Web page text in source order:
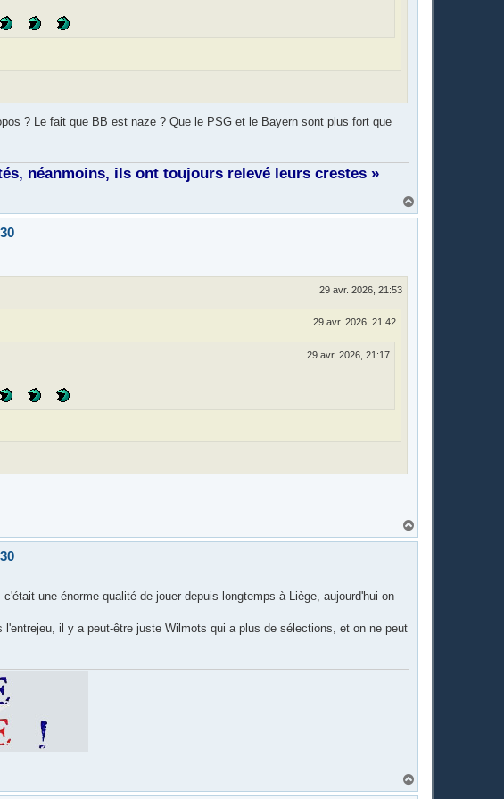
? Le fait que BB est naze ? Que le PSG et le Bayern sont plus fort que
néanmoins, ils ont toujours relevé leurs crestes »
a
29 avr. 2026, 21:53
29 avr. 2026, 21:42
29 avr. 2026, 21:17
a
une énorme qualité de jouer depuis longtemps à Liège, aujourd'hui on
il y a peut-être juste Wilmots qui a plus de sélections, et on ne peut
a